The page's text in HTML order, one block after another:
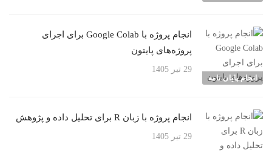
انجام پایان نامه
انجام پروژه با Google Colab برای اجرای
پروژه‌های پایتون
29 تیر 1405
انجام پروژه با زبان R برای تحلیل داده و پژوهش
29 تیر 1405